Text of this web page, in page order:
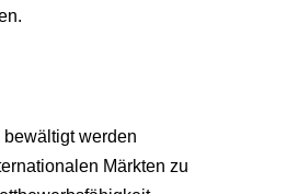
werden
Märkten zu